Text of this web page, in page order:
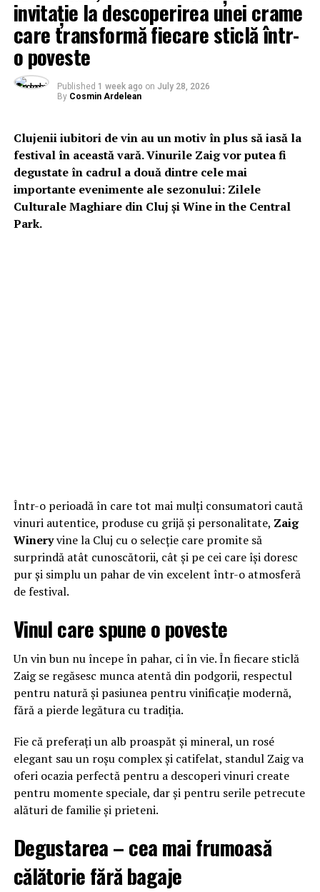
invitație la descoperirea unei crame
care transformă fiecare sticlă într-
o poveste
Published 1 week ago on July 28, 2026
By Cosmin Ardelean
Clujenii iubitori de vin au un motiv în plus să iasă la
festival în această vară. Vinurile Zaig vor putea fi
degustate în cadrul a două dintre cele mai
importante evenimente ale sezonului: Zilele
Culturale Maghiare din Cluj și Wine in the Central
Park.
Într-o perioadă în care tot mai mulți consumatori caută
vinuri autentice, produse cu grijă și personalitate, Zaig
Wineryvine la Cluj cu o selecție care promite să
surprindă atât cunoscătorii, cât și pe cei care își doresc
pur și simplu un pahar de vin excelent într-o atmosferă
de festival.
Vinul care spune o poveste
Un vin bun nu începe în pahar, ci în vie. În fiecare sticlă
Zaig se regăsesc munca atentă din podgorii, respectul
pentru natură și pasiunea pentru vinificație modernă,
fără a pierde legătura cu tradiția.
Fie că preferați un alb proaspăt și mineral, un rosé
elegant sau un roșu complex și catifelat, standul Zaig va
oferi ocazia perfectă pentru a descoperi vinuri create
pentru momente speciale, dar și pentru serile petrecute
alături de familie și prieteni.
Degustarea – cea mai frumoasă
călătorie fără bagaje